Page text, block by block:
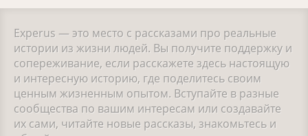
Experus — это место с рассказами про реальные
истории из жизни людей. Вы получите поддержку и
сопереживание, если расскажете здесь настоящую
и интересную историю, где поделитесь своим
ценным жизненным опытом. Вступайте в разные
сообщества по вашим интересам или создавайте
их сами, читайте новые рассказы, знакомьтесь и